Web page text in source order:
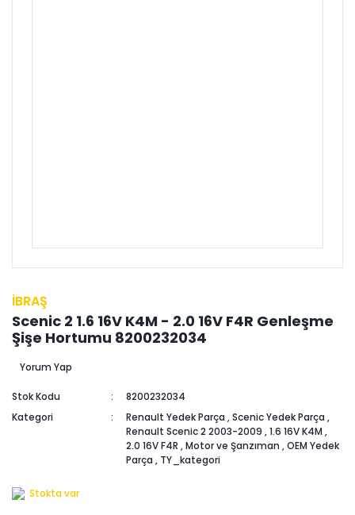
İBRAŞ
Scenic 2 1.6 16V K4M - 2.0 16V F4R Genleşme
Şişe Hortumu 8200232034
Yorum Yap
Stok Kodu
8200232034
Kategori
Renault Yedek Parça ,Scenic Yedek Parça ,
Renault Scenic 2 2003-2009 ,1.6 16V K4M ,
2.0 16V F4R ,Motor ve Şanzıman ,OEM Yedek
Parça , TY_kategori
Stokta var